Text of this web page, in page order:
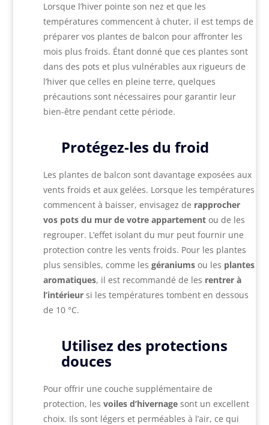
Lorsque l’hiver pointe son nez et que les
températures commencent à chuter, il est temps de
préparer vos plantes de balcon pour affronter les
mois plus froids. Étant donné que ces plantes sont
dans des pots et plus vulnérables aux rigueurs de
l’hiver que celles en pleine terre, quelques
précautions sont nécessaires pour garantir leur
bien-être pendant cette période.
Protégez-les du froid
Les plantes de balcon sont davantage exposées aux
vents froids et aux gelées. Lorsque les températures
commencent à baisser, envisagez de rapprocher
vos pots du mur de votre appartement ou de les
regrouper. L’effet isolant du mur peut fournir une
protection contre les vents froids. Pour les plantes
plus sensibles, comme lesgéraniums ou les plantes
aromatiques, il est recommandé de les rentrer à
l’intérieur si les températures tombent en dessous
de 10 °C.
Utilisez des protections
douces
Pour offrir une couche supplémentaire de
protection, lesvoiles d’hivernage sont un excellent
choix. Ils sont légers et perméables à l’air, ce qui